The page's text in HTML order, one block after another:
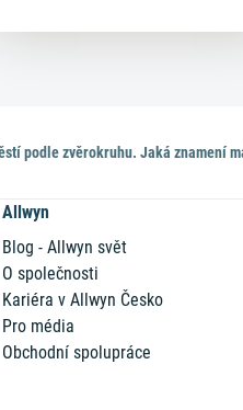
Allwyn
Blog - Allwyn svět
O společnosti
Kariéra v Allwyn Česko
Pro média
Obchodní spolupráce